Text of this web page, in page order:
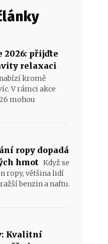
2026: přijďte
relaxaci
kromě
V rámci akce
mohou
ropy dopadá
hmot Když se
ropy, většina lidí
benzin a naftu.
Kvalitní